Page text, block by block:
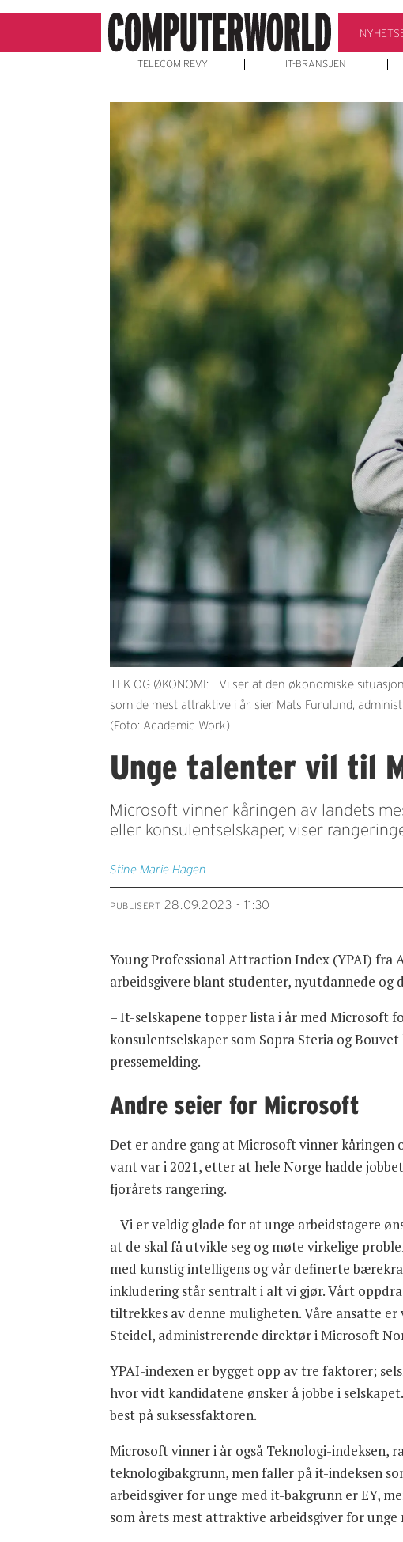
TELECOM REVY IT-BRANSJEN
TEK OG ØKONOMI: - Vi ser at den økonomiske
som de mest attraktive i år, sier Mats Furulund,
(Foto: Academic Work)
Unge talenter vil til
Microsoft vinner kåringen av landets
eller konsulentselskaper, viser
Stine Marie Hagen
PUBLISERT 28.09.2023 - 11:30
Young Professional Attraction Index (YPAI) fra
arbeidsgivere blant studenter, nyutdannede og
– It-selskapene topper lista i år med Microsoft
konsulentselskaper som Sopra Steria og
pressemelding.
Andre seier for Microsoft
Det er andre gang at Microsoft vinner kåringen
vant var i 2021, etter at hele Norge hadde
fjorårets rangering.
– Vi er veldig glade for at unge arbeidstagere
at de skal få utvikle seg og møte virkelige
med kunstig intelligens og vår definerte
inkludering står sentralt i alt vi gjør. Vårt
tiltrekkes av denne muligheten. Våre ansatte er
Steidel, administrerende direktør i Microsoft
YPAI-indexen er bygget opp av tre faktorer;
hvor vidt kandidatene ønsker å jobbe i
best på suksessfaktoren.
Microsoft vinner i år også Teknologi-indeksen,
teknologibakgrunn, men faller på it-indeksen
arbeidsgiver for unge med it-bakgrunn er EY,
som årets mest attraktive arbeidsgiver for